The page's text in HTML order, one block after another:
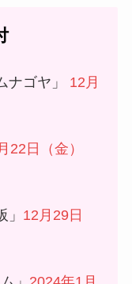
ナゴヤ」 12月
22日（金）
12月29日